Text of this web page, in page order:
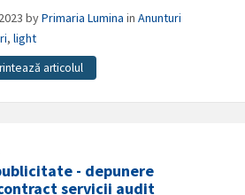
byPrimaria Lumina inAnunturi
,light
articolul
- depunere
servicii audit